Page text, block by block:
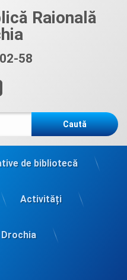
Raională
58
RSS
după:
de bibliotecă
Activități